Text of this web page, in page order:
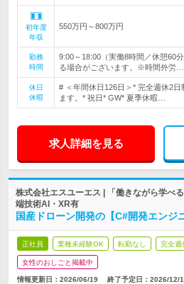
初年度
年収
550万円～800万円
勤務
時間
9:00～18:00（実働8時間／休憩60
る場合がございます。※時間外労…
休日
休暇
# ＜年間休日126日＞* 完全週休2
ます。* 祝日* GW* 夏季休暇…
求人詳細を見る
株式会社エスユーエス | 「働きながら学べ
端技術AI・XR有
国産ドローン開発の【C#開発エンジ
正社員 業種未経験OK 転勤なし 完全週
女性のおしごと掲載中
情報更新日：2026/06/19 終了予定日： 2026/12/